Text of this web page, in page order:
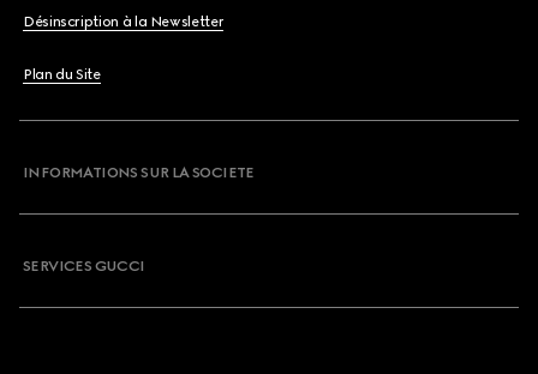
Désinscription à la Newsletter
Plan du Site
INFORMATIONS SUR LA SOCIETE
SERVICES GUCCI